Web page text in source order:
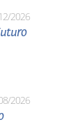
2026
2026